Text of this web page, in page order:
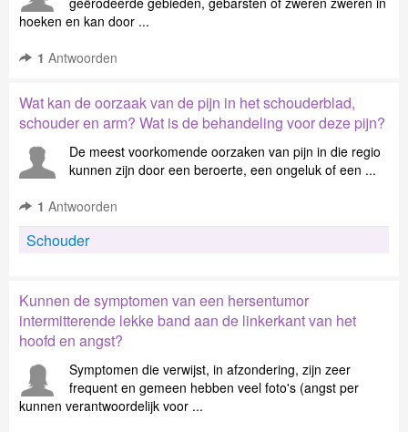
hoeken en kan door ...
1 Antwoorden
Wat kan de oorzaak van de pijn in het schouderblad,
schouder en arm? Wat is de behandeling voor deze pijn?
De meest voorkomende oorzaken van pijn in die regio
kunnen zijn door een beroerte, een ongeluk of een ...
1 Antwoorden
Schouder
Kunnen de symptomen van een hersentumor
intermitterende lekke band aan de linkerkant van het
hoofd en angst?
Symptomen die verwijst, in afzondering, zijn zeer
frequent en gemeen hebben veel foto's (angst per
kunnen verantwoordelijk voor ...